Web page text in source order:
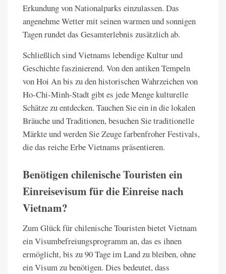
Erkundung von Nationalparks einzulassen. Das
angenehme Wetter mit seinen warmen und sonnigen
Tagen rundet das Gesamterlebnis zusätzlich ab.
Schließlich sind Vietnams lebendige Kultur und
Geschichte faszinierend. Von den antiken Tempeln
von Hoi An bis zu den historischen Wahrzeichen von
Ho-Chi-Minh-Stadt gibt es jede Menge kulturelle
Schätze zu entdecken. Tauchen Sie ein in die lokalen
Bräuche und Traditionen, besuchen Sie traditionelle
Märkte und werden Sie Zeuge farbenfroher Festivals,
die das reiche Erbe Vietnams präsentieren.
Benötigen chilenische Touristen ein
Einreisevisum für die Einreise nach
Vietnam?
Zum Glück für chilenische Touristen bietet Vietnam
ein Visumbefreiungsprogramm an, das es ihnen
ermöglicht, bis zu 90 Tage im Land zu bleiben, ohne
ein Visum zu benötigen. Dies bedeutet, dass